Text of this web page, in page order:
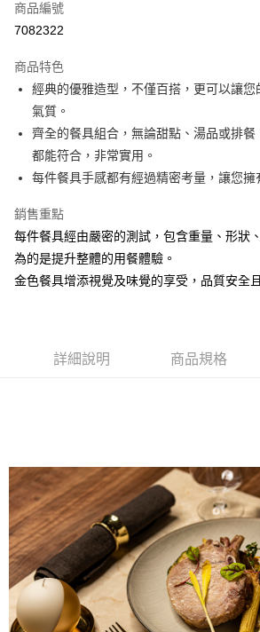
超商取貨付款
街口支付
悠遊付
AFTEE先享後付
相關說明
AFTEE先享後付是「在收到商品之後才付款」的支
便利好安心！
１．簡單：不需註冊會員、不需綁卡、不需儲值。
２．便利：只要手機號碼，簡訊認證，即可結帳。
３．安心：先確認商品／服務後，再付款。
２．訂單成立數日內，您將收到繳費通知簡訊。
３．收到繳費通知簡訊後14天內，點擊此簡訊中的
客戶支援中心」
https://
【注意事項】
１．透過由恩沛科技股份有限公司提供之「
易，需依本服務之必要範圍內提供個人資料，並
權轉讓予恩沛科技股份有限公司。
２．關於個人資料處理事宜，請瀏覽以下網址：
https://aftee.tw/terms/#terms3
３．未成年的使用者請事先徵得法定代理人或監護
「AFTEE先享後付」，若未經同意申辦者引起之
ATM付款
全家取貨付款
每筆NT$60，滿NT$1,500(含以上)免運費
商品編號
7082322
商品特色
經典的優雅造型，不僅百搭，更可以讓
氣質。
齊全的餐具組合，無論甜點、湯品或排
都能符合，非常實用。
每件餐具手感都有經過精密考量，讓您擁
銷售重點
每件餐具經由嚴密的測試，包含重量、形狀
為的是提升整體的用餐體驗。
金色餐具增添視覺及味覺的享受，品質安全
詳細說明 商品規格